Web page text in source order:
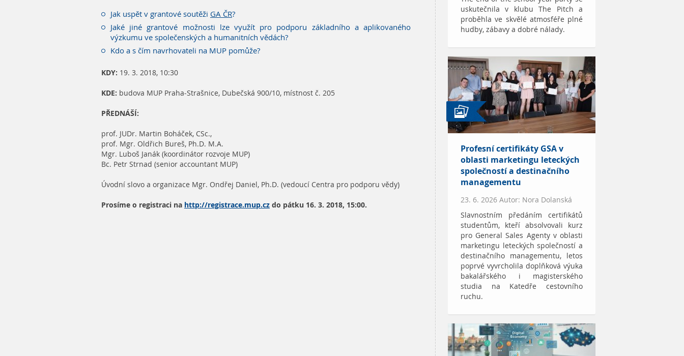
Jak uspět v grantové soutěži GA ČR?
Jaké jiné grantové možnosti lze využít pro podporu základního a aplikovaného
výzkumu ve společenských a humanitních vědách?
Kdo a s čím navrhovateli na MUP pomůže?
KDY: 19. 3. 2018, 10:30
KDE: budova MUP Praha-Strašnice, Dubečská 900/10, místnost č. 205
PŘEDNÁŠÍ:
prof. JUDr. Martin Boháček, CSc.,
prof. Mgr. Oldřich Bureš, Ph.D. M.A.
Mgr. Luboš Janák (koordinátor rozvoje MUP)
Bc. Petr Strnad (senior accountant MUP)
Úvodní slovo a organizace Mgr. Ondřej Daniel, Ph.D. (vedoucí Centra pro podporu vědy)
Prosíme o registraci na http://registrace.mup.cz do pátku 16. 3. 2018, 15:00.
uskutečnila v klubu The Pitch a
proběhla ve skvělé atmosféře plné
hudby, zábavy a dobré nálady.
Profesní certifikáty GSA v
oblasti marketingu leteckých
společností a destinačního
managementu
23. 6. 2026 Autor: Nora Dolanská
Slavnostním předáním certifikátů
studentům, kteří absolvovali kurz
pro General Sales Agenty v oblasti
marketingu leteckých společností a
destinačního managementu, letos
poprvé vyvrcholila doplňková výuka
bakalářského i magisterského
studia na Katedře cestovního
ruchu.